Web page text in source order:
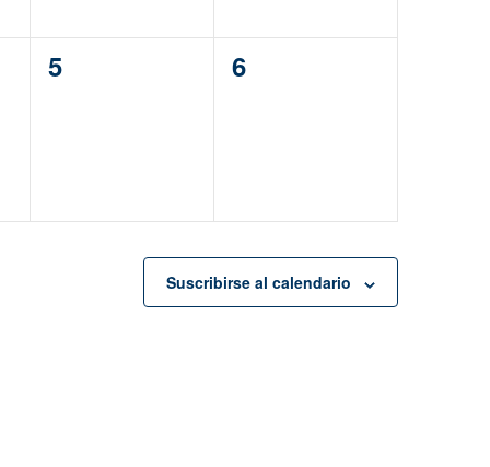
0
5
0
6
Suscribirse al calendario